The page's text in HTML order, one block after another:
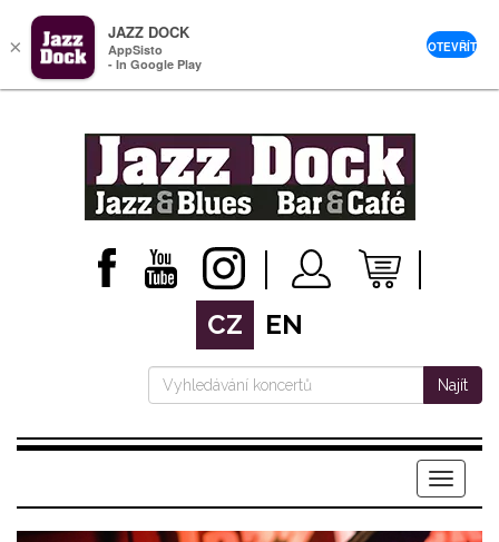
CZ EN
Najít
Menu
×
JAZZ DOCK
AppSisto
- In Google Play
OTEVŘÍT